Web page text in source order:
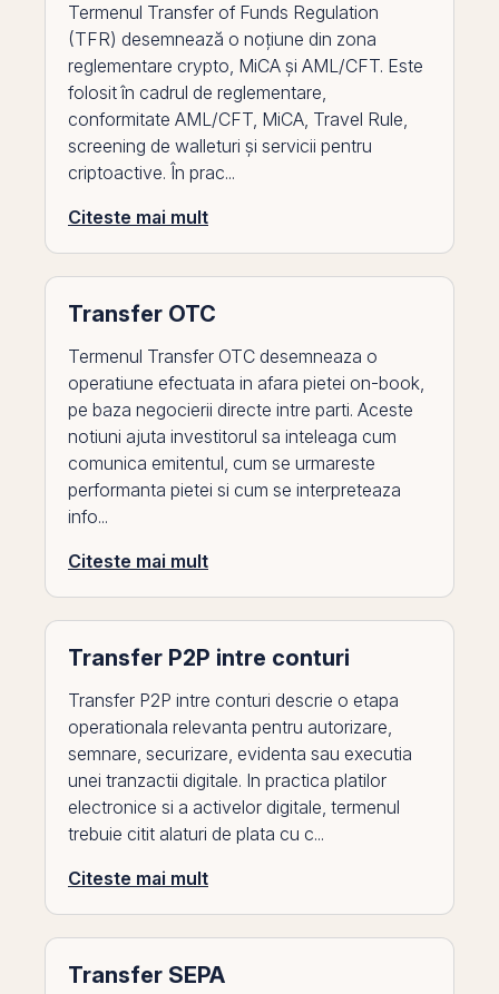
Termenul Transfer of Funds Regulation
(TFR) desemnează o noțiune din zona
reglementare crypto, MiCA și AML/CFT. Este
folosit în cadrul de reglementare,
conformitate AML/CFT, MiCA, Travel Rule,
screening de walleturi și servicii pentru
criptoactive. În prac...
Citeste mai mult
Transfer OTC
Termenul Transfer OTC desemneaza o
operatiune efectuata in afara pietei on-book,
pe baza negocierii directe intre parti. Aceste
notiuni ajuta investitorul sa inteleaga cum
comunica emitentul, cum se urmareste
performanta pietei si cum se interpreteaza
info...
Citeste mai mult
Transfer P2P intre conturi
Transfer P2P intre conturi descrie o etapa
operationala relevanta pentru autorizare,
semnare, securizare, evidenta sau executia
unei tranzactii digitale. In practica platilor
electronice si a activelor digitale, termenul
trebuie citit alaturi de plata cu c...
Citeste mai mult
Transfer SEPA